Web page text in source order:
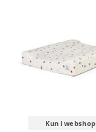
Kun i webshop